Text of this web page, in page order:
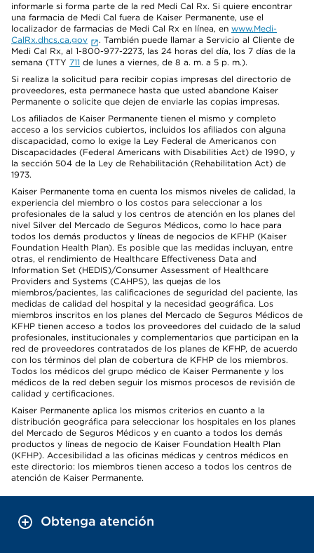
informarle si forma parte de la red Medi Cal Rx. Si quiere encontrar
una farmacia de Medi Cal fuera de Kaiser Permanente, use el
localizador de farmacias de Medi Cal Rx en línea, en www.Medi-
CalRx.dhcs.ca.gov
. También puede llamar a Servicio al Cliente de
Medi Cal Rx, al 1-800-977-2273, las 24 horas del día, los 7 días de la
semana (TTY 711 de lunes a viernes, de 8 a. m. a 5 p. m.).
Si realiza la solicitud para recibir copias impresas del directorio de
proveedores, esta permanece hasta que usted abandone Kaiser
Permanente o solicite que dejen de enviarle las copias impresas.
Los afiliados de Kaiser Permanente tienen el mismo y completo
acceso a los servicios cubiertos, incluidos los afiliados con alguna
discapacidad, como lo exige la Ley Federal de Americanos con
Discapacidades (Federal Americans with Disabilities Act) de 1990, y
la sección 504 de la Ley de Rehabilitación (Rehabilitation Act) de
1973.
Kaiser Permanente toma en cuenta los mismos niveles de calidad, la
experiencia del miembro o los costos para seleccionar a los
profesionales de la salud y los centros de atención en los planes del
nivel Silver del Mercado de Seguros Médicos, como lo hace para
todos los demás productos y líneas de negocios de KFHP (Kaiser
Foundation Health Plan). Es posible que las medidas incluyan, entre
otras, el rendimiento de Healthcare Effectiveness Data and
Information Set (HEDIS)/Consumer Assessment of Healthcare
Providers and Systems (CAHPS), las quejas de los
miembros/pacientes, las calificaciones de seguridad del paciente, las
medidas de calidad del hospital y la necesidad geográfica. Los
miembros inscritos en los planes del Mercado de Seguros Médicos de
KFHP tienen acceso a todos los proveedores del cuidado de la salud
profesionales, institucionales y complementarios que participan en la
red de proveedores contratados de los planes de KFHP, de acuerdo
con los términos del plan de cobertura de KFHP de los miembros.
Todos los médicos del grupo médico de Kaiser Permanente y los
médicos de la red deben seguir los mismos procesos de revisión de
calidad y certificaciones.
Kaiser Permanente aplica los mismos criterios en cuanto a la
distribución geográfica para seleccionar los hospitales en los planes
del Mercado de Seguros Médicos y en cuanto a todos los demás
productos y líneas de negocio de Kaiser Foundation Health Plan
(KFHP). Accesibilidad a las oficinas médicas y centros médicos en
este directorio: los miembros tienen acceso a todos los centros de
atención de Kaiser Permanente.
Obtenga atención